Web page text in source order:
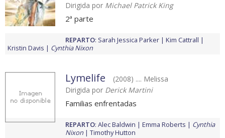
Dirigida por Michael Patrick King
2ª parte
REPARTO: Sarah Jessica Parker
Kim Cattrall
Kristin Davis
Cynthia Nixon
Lymelife
(2008) .... Melissa
Dirigida por Derick Martini
Familias enfrentadas
REPARTO: Alec Baldwin Emma Roberts
Cynthia
Nixon
Timothy Hutton